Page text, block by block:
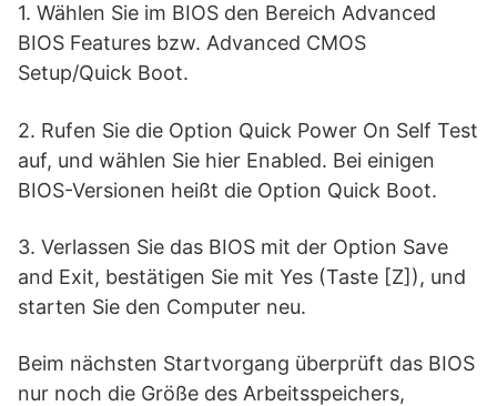
1. Wählen Sie im BIOS den Bereich Advanced
BIOS Features bzw. Advanced CMOS
Setup/Quick Boot.
2. Rufen Sie die Option Quick Power On Self Test
auf, und wählen Sie hier Enabled. Bei einigen
BIOS-Versionen heißt die Option Quick Boot.
3. Verlassen Sie das BIOS mit der Option Save
and Exit, bestätigen Sie mit Yes (Taste [Z]), und
starten Sie den Computer neu.
Beim nächsten Startvorgang überprüft das BIOS
nur noch die Größe des Arbeitsspeichers,